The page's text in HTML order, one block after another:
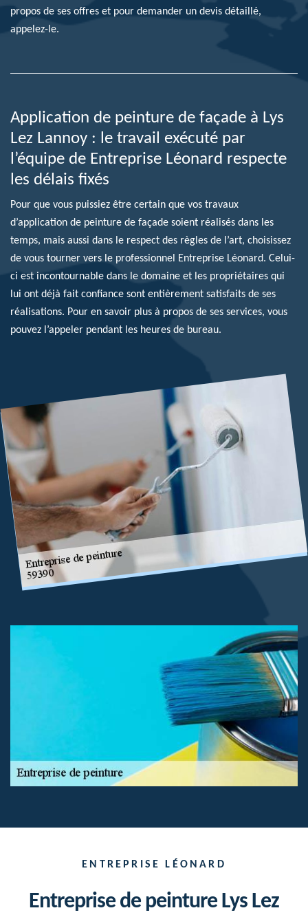
propos de ses offres et pour demander un devis détaillé,
appelez-le.
Application de peinture de façade à Lys
Lez Lannoy : le travail exécuté par
l’équipe de Entreprise Léonard respecte
les délais fixés
Pour que vous puissiez être certain que vos travaux
d’application de peinture de façade soient réalisés dans les
temps, mais aussi dans le respect des règles de l’art, choisissez
de vous tourner vers le professionnel Entreprise Léonard. Celui-
ci est incontournable dans le domaine et les propriétaires qui
lui ont déjà fait confiance sont entièrement satisfaits de ses
réalisations. Pour en savoir plus à propos de ses services, vous
pouvez l’appeler pendant les heures de bureau.
ENTREPRISE LÉONARD
Entreprise de peinture Lys Lez